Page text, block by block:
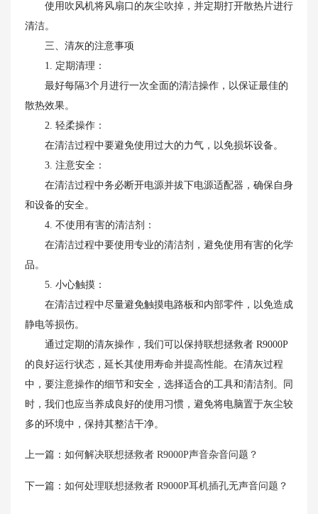
使用吹风机将风扇口的灰尘吹掉，并定期打开散热片进行
清洁。
三、清灰的注意事项
1. 定期清理：
最好每隔3个月进行一次全面的清洁操作，以保证最佳的
散热效果。
2. 轻柔操作：
在清洁过程中要避免使用过大的力气，以免损坏设备。
3. 注意安全：
在清洁过程中务必断开电源并拔下电源适配器，确保自身
和设备的安全。
4. 不使用有害的清洁剂：
在清洁过程中要使用专业的清洁剂，避免使用有害的化学
品。
5. 小心触摸：
在清洁过程中尽量避免触摸电路板和内部零件，以免造成
静电等损伤。
通过定期的清灰操作，我们可以保持联想拯救者 R9000P
的良好运行状态，延长其使用寿命并提高性能。在清灰过程
中，要注意操作的细节和安全，选择适合的工具和清洁剂。同
时，我们也应当养成良好的使用习惯，避免将电脑置于灰尘较
多的环境中，保持其整洁干净。
上一篇： 如何解决联想拯救者 R9000P声音杂音问题？
下一篇： 如何处理联想拯救者 R9000P耳机插孔无声音问题？